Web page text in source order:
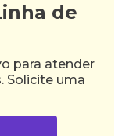
de
para atender
Solicite uma